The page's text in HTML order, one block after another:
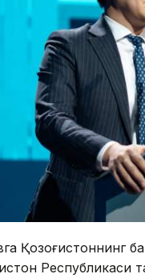
Қозоғистоннинг
Республикаси